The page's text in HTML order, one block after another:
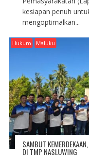
kesiapan penuh
mengoptimalkan...
Hukum Maluku
SAMBUT
DI TMP NASLUWING